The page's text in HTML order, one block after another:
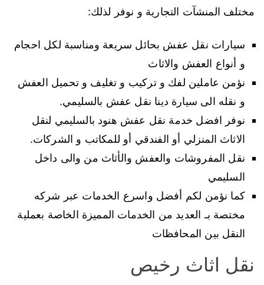
مختلف المنشآت التجارية و نوفر لذلك:
سيارات نقل عفش بحائل سريعة ومناسبة لكل احجام
و أنواع العفش والاثاث
نؤمن عاملين لفك و تركيب و تغليف و تحميل العفش
و نقله الى سيارة دينا نقل عفش بالسليمي.
نوفر افضل خدمة نقل عفش هنود بالسليمي لنقل
الاثاث المنزلي أو الفندقي أو للمكاتب و الشركات.
نقل المفروشات والعفش والأثاث من والى داخل
السليمي
كما نؤمن لكم أفضل واسرع الخدمات عبر شركه
مختصة بـ العديد من الخدمات المميزة الخاصة بعملية
النقل بين المحافظات
نقل اثاث رخيص